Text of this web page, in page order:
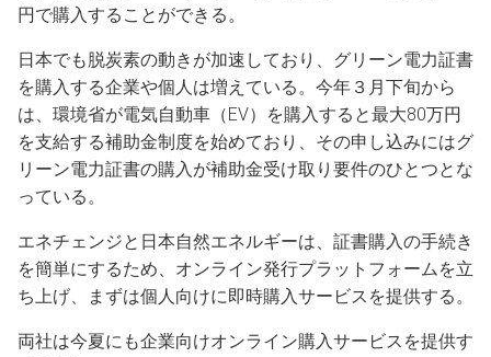
円で購入することができる。
日本でも脱炭素の動きが加速しており、グリーン電力証書
を購入する企業や個人は増えている。今年３月下旬から
は、環境省が電気自動車（EV）を購入すると最大80万円
を支給する補助金制度を始めており、その申し込みにはグ
リーン電力証書の購入が補助金受け取り要件のひとつとな
っている。
エネチェンジと日本自然エネルギーは、証書購入の手続き
を簡単にするため、オンライン発行プラットフォームを立
ち上げ、まずは個人向けに即時購入サービスを提供する。
両社は今夏にも企業向けオンライン購入サービスを提供す